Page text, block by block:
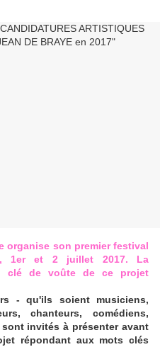
organise son premier festival
1er et 2 juillet 2017. La
clé de voûte de ce projet
- qu'ils soient musiciens,
chanteurs, comédiens,
invités à présenter avant
répondant aux mots clés